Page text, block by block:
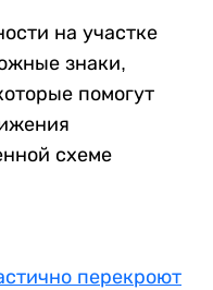
на участке
знаки,
помогут
схеме
перекроют